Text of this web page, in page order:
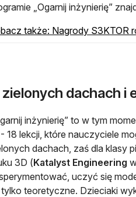
„Ogarnij inżynierię”
także: Nagrody S3KTOR
zielonych dachach i
inżynierię” to w tym
- 18 lekcji, które nauczyciele
dachach, zaś dla klasy
3D (Katalyst Engineering
uczyć się
teoretyczne. Dzieciaki